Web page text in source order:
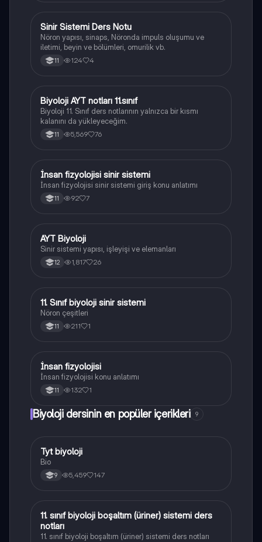
Biyoloji
Sinir Sistemi Ders Notu
Nöron yapısı, sinaps, Nöronda impuls oluşumu ve
iletimi, beyin ve bölümleri, omurilik vb.
11 124 4
Biyoloji
Biyoloji AYT notları 11.sınıf
Biyoloji 11. Sınıf ders notlarının yalnızca bir kısmı
kalanını da yükleyeceğim.
11 5,569 76
Biyoloji
İnsan fizyolojisi sinir sistemi
İnsan fizyolojisi sinir sistemi giriş konu anlatımı
11 92 7
Biyoloji
AYT Biyoloji
Sinir sistemi yapısı, işleyişi ve elemanları
12 1,817 26
Biyoloji
11. Sınıf biyoloji sinir sistemi
Nöron çeşitleri
11 211 1
Biyoloji
İnsan fizyolojisi
İnsan fizyolojisi konu anlatımı
11 132 1
Biyoloji dersinin en popüler içerikleri 9
Biyoloji
Tyt biyoloji
Bio
9 5,459 147
Biyoloji
11. sınıf biyoloji boşaltım (üriner) sistemi ders
notları
11. sınıf biyoloji boşaltım (üriner) sistemi ders notları